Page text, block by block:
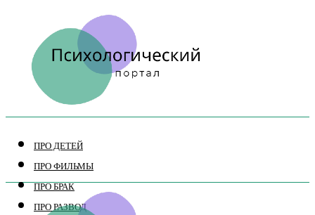
ПРО ДЕТЕЙ
ПРО ФИЛЬМЫ
ПРО БРАК
ПРО РАЗВОД